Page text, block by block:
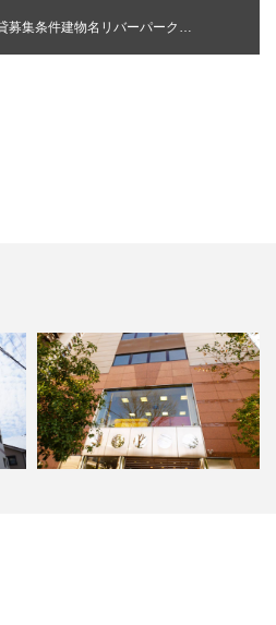
募集条件建物名リバーパーク…